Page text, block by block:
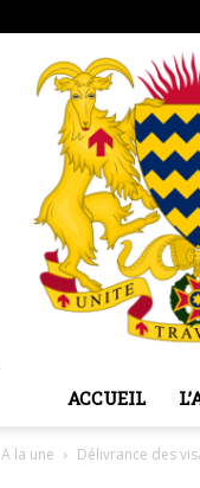
ACCUEIL
A la une Délivrance des